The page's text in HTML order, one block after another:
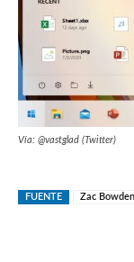
Vía: @vastglad (Twitter)
FUENTE Zac Bowden